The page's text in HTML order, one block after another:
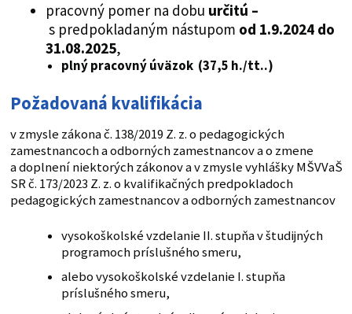
pracovný pomer na dobu určitú –
s predpokladaným nástupom od 1.9.2024 do
31.08.2025,
plný pracovný úväzok (37,5 h./tt..)
Požadovaná kvalifikácia
v zmysle zákona č. 138/2019 Z. z. o pedagogických
zamestnancoch a odborných zamestnancov a o zmene
a doplnení niektorých zákonov a v zmysle vyhlášky MŠVVaŠ
SR č. 173/2023 Z. z. o kvalifikačných predpokladoch
pedagogických zamestnancov a odborných zamestnancov
vysokoškolské vzdelanie II. stupňa v študijných
programoch príslušného smeru,
alebo vysokoškolské vzdelanie I. stupňa
príslušného smeru,